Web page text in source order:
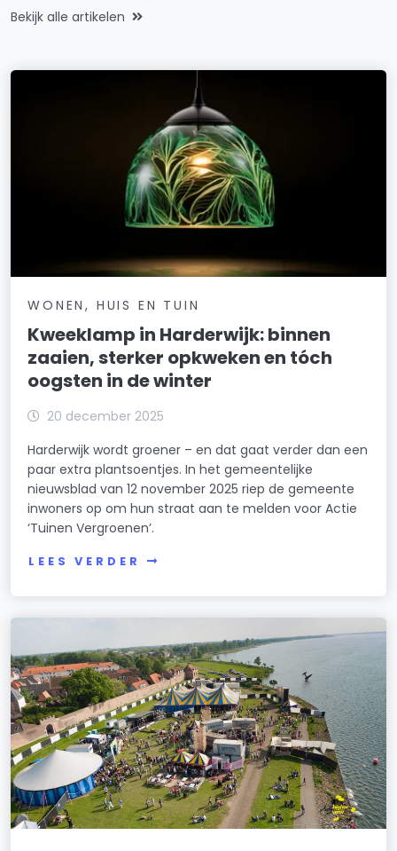
Bekijk alle artikelen
WONEN, HUIS EN TUIN
Kweeklamp in Harderwijk: binnen
zaaien, sterker opkweken en tóch
oogsten in de winter
20 december 2025
Harderwijk wordt groener – en dat gaat verder dan een
paar extra plantsoentjes. In het gemeentelijke
nieuwsblad van 12 november 2025 riep de gemeente
inwoners op om hun straat aan te melden voor Actie
‘Tuinen Vergroenen’.
LEES VERDER